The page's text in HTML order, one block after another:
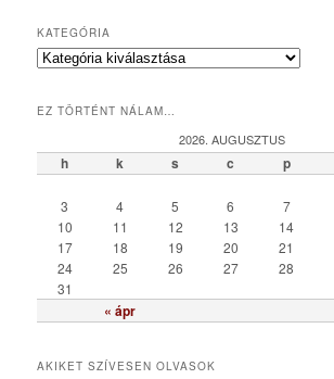
KATEGÓRIA
K
e
r
EZ TÖRTÉNT NÁLAM…
2026. AUGUSZTUS
h k s c p
« ápr
3
4 5 6 7
10
11 12 13 14
17
18 19 20 21
24
25 26 27 28
31
AKIKET SZÍVESEN OLVASOK